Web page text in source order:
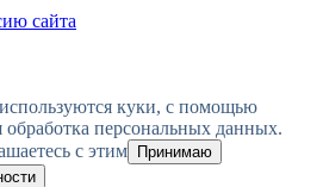
сайта
куки, с помощью
персональных данных.
с этим
Принимаю